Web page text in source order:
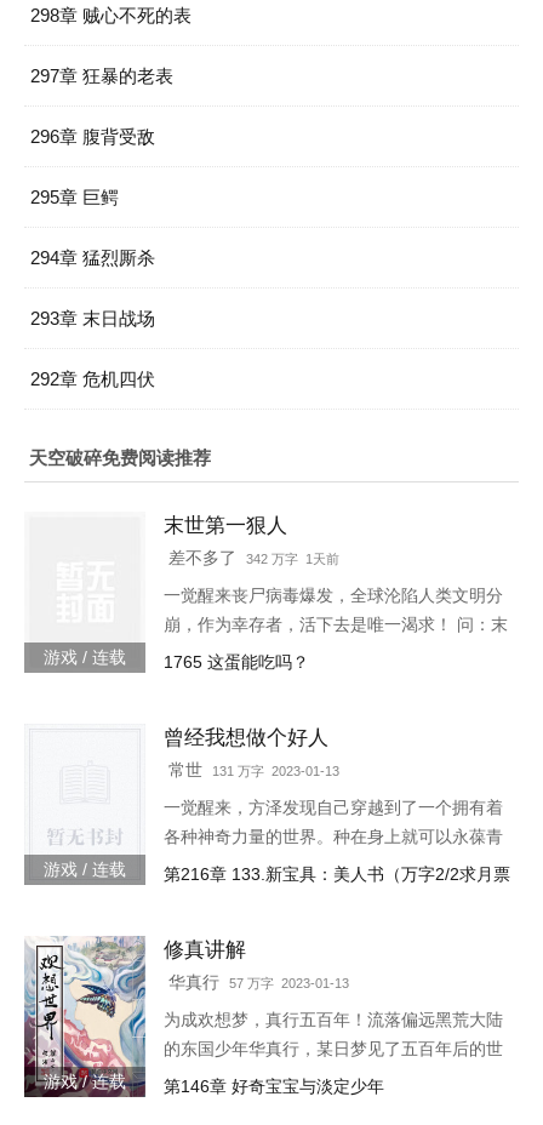
298章 贼心不死的表
297章 狂暴的老表
296章 腹背受敌
295章 巨鳄
294章 猛烈厮杀
293章 末日战场
292章 危机四伏
天空破碎免费阅读推荐
游戏 / 连载
末世第一狠人
差不多了 342 万字 1天前
一觉醒来丧尸病毒爆发，全球沦陷人类文明分
崩，作为幸存者，活下去是唯一渴求！ 问：末
世怎样才能活下去？答：首先要狠！【非重
1765 这蛋能吃吗？
游戏 / 连载
曾经我想做个好人
常世 131 万字 2023-01-13
一觉醒来，方泽发现自己穿越到了一个拥有着
各种神奇力量的世界。种在身上就可以永葆青
春的蘑菇每分一个分身就会智商下降实力提升
第216章 133.新宝具：美人书（万字2/2求月票
游戏 / 连载
修真讲解
华真行 57 万字 2023-01-13
为成欢想梦，真行五百年！流落偏远黑荒大陆
的东国少年华真行，某日梦见了五百年后的世
界。在那个世界上，很多国度与部族甚至已消
第146章 好奇宝宝与淡定少年